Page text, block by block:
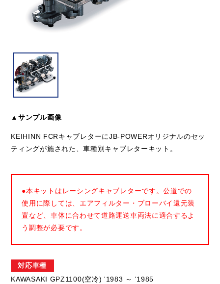
▲サンプル画像
KEIHINN FCRキャブレターにJB-POWERオリジナルのセッ
ティングが施された、車種別キャブレターキット。
●本キットはレーシングキャブレターです。公道での
使用に際しては、エアフィルター・ブローバイ還元装
置など、車体に合わせて道路運送車両法に適合するよ
う調整が必要です。
対応車種
KAWASAKI GPZ1100(空冷) '1983 ～ '1985